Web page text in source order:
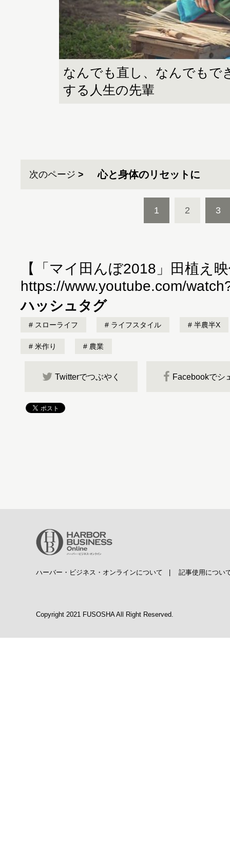
なんでも直し、なんでもで
する人生の先輩
次のページ 心と身体のリセットに
1 2 3
【「マイ田んぼ2018」田植え
https://www.youtube.com/
ハッシュタグ
スローライフ ライフスタイル 半農半X
米作り 農業
Twitterでつぶやく Facebookでシ
ハーバー・ビジネス・オンラインについて 記事使用につい
Copyright 2021 FUSOSHA All Right Reserved.